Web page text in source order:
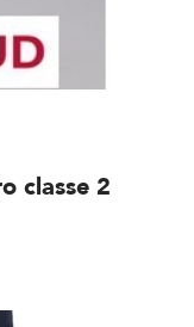
classe 2